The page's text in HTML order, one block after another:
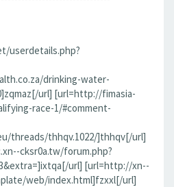
userdetails.php?
drinking-water-
url] [url=http://fimasia-
race-1/#comment-
threads/thhqv.1022/]thhqv[/url]
cksr0a.tw/forum.php?
url] [url=http://xn--
web/index.html]fzxxl[/url]